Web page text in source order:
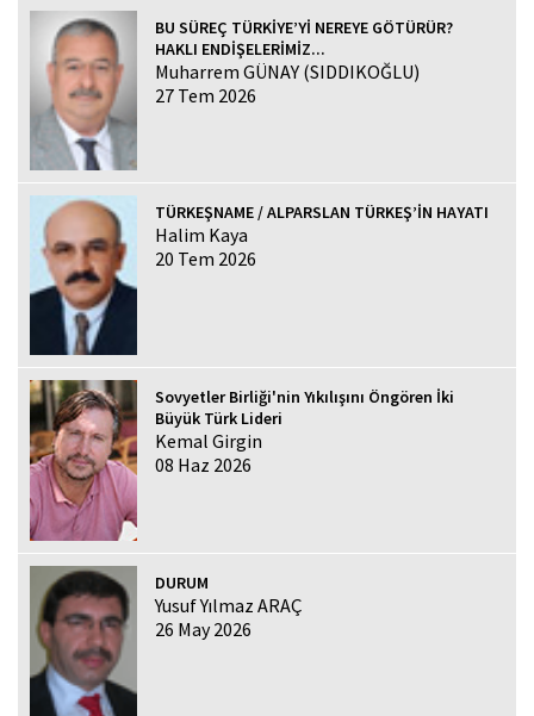
BU SÜREÇ TÜRKİYE’Yİ NEREYE GÖTÜRÜR?
HAKLI ENDİŞELERİMİZ...
Muharrem GÜNAY (SIDDIKOĞLU)
27 Tem 2026
TÜRKEŞNAME / ALPARSLAN TÜRKEŞ’İN HAYATI
Halim Kaya
20 Tem 2026
Sovyetler Birliği'nin Yıkılışını Öngören İki
Büyük Türk Lideri
Kemal Girgin
08 Haz 2026
DURUM
Yusuf Yılmaz ARAÇ
26 May 2026